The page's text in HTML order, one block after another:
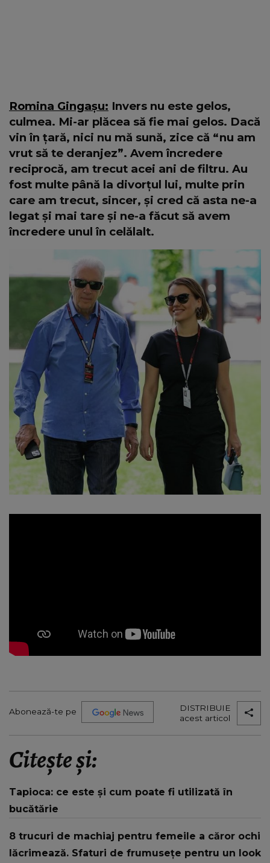
Romina Gingașu: Invers nu este gelos,
culmea. Mi-ar plăcea să fie mai gelos. Dacă
vin în țară, nici nu mă sună, zice că “nu am
vrut să te deranjez”. Avem încredere
reciprocă, am trecut acei ani de filtru. Au
fost multe până la divorțul lui, multe prin
care am trecut, sincer, și cred că asta ne-a
legat și mai tare și ne-a făcut să avem
încredere unul în celălalt.
Abonează-te pe
DISTRIBUIE
acest articol
Citește și:
Tapioca: ce este și cum poate fi utilizată în
bucătărie
8 trucuri de machiaj pentru femeile a căror ochi
lăcrimează. Sfaturi de frumusețe pentru un look